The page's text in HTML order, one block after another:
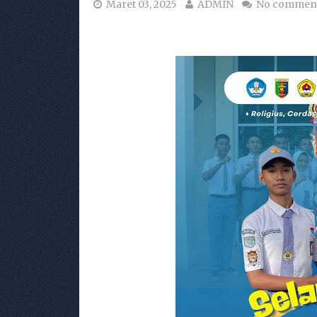
Maret 03, 2025 ADMIN No